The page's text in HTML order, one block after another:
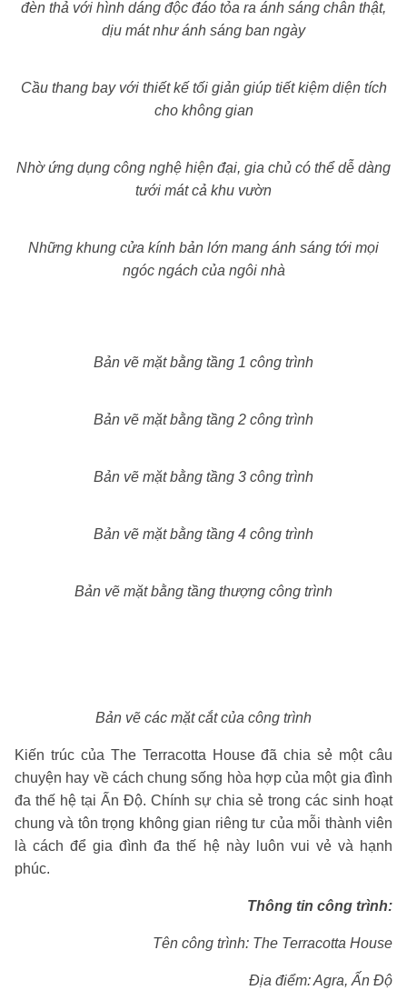
đèn thả với hình dáng độc đáo tỏa ra ánh sáng chân thật,
dịu mát như ánh sáng ban ngày
Cầu thang bay với thiết kế tối giản giúp tiết kiệm diện tích
cho không gian
Nhờ ứng dụng công nghệ hiện đại, gia chủ có thể dễ dàng
tưới mát cả khu vườn
Những khung cửa kính bản lớn mang ánh sáng tới mọi
ngóc ngách của ngôi nhà
Bản vẽ mặt bằng tầng 1 công trình
Bản vẽ mặt bằng tầng 2 công trình
Bản vẽ mặt bằng tầng 3 công trình
Bản vẽ mặt bằng tầng 4 công trình
Bản vẽ mặt bằng tầng thượng công trình
Bản vẽ các mặt cắt của công trình
Kiến trúc của The Terracotta House đã chia sẻ một câu
chuyện hay về cách chung sống hòa hợp của một gia đình
đa thế hệ tại Ấn Độ. Chính sự chia sẻ trong các sinh hoạt
chung và tôn trọng không gian riêng tư của mỗi thành viên
là cách để gia đình đa thế hệ này luôn vui vẻ và hạnh
phúc.
Thông tin công trình:
Tên công trình: The Terracotta House
Địa điểm: Agra, Ấn Độ